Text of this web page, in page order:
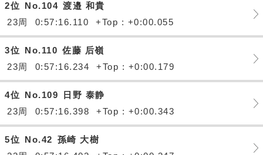
2位 No.104 渡邉 和貴
23周
0:57:16.110 +Top : +0:00.055
3位 No.110 佐藤 后嶺
23周
0:57:16.234 +Top : +0:00.179
4位 No.109
日野 泰静
23周
0:57:16.398 +Top : +0:00.343
5位 No.42 孫崎 大樹